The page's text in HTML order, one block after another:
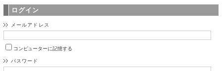
ログイン
メールアドレス
コンピューターに記憶する
パスワード